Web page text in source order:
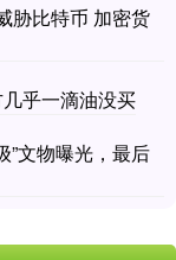
胁比特币 加密货
乎一滴油没买
”文物曝光，最后